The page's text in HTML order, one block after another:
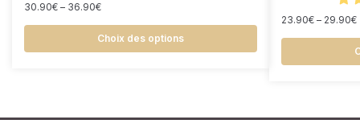
30.90€ – 36.90€
Choix des options
23.90€ – 29.90€